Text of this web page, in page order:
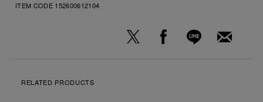
ITEM CODE 152600612104
RELATED PRODUCTS